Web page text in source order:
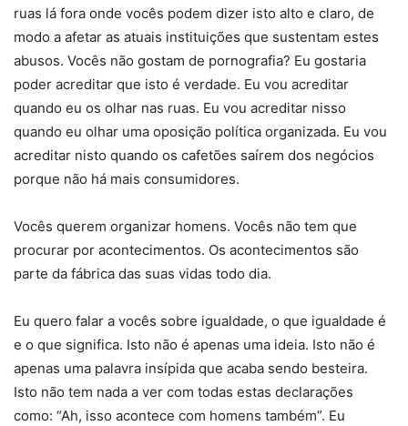
ruas lá fora onde vocês podem dizer isto alto e claro, de
modo a afetar as atuais instituições que sustentam estes
abusos. Vocês não gostam de pornografia? Eu gostaria
poder acreditar que isto é verdade. Eu vou acreditar
quando eu os olhar nas ruas. Eu vou acreditar nisso
quando eu olhar uma oposição política organizada. Eu vou
acreditar nisto quando os cafetões saírem dos negócios
porque não há mais consumidores.
Vocês querem organizar homens. Vocês não tem que
procurar por acontecimentos. Os acontecimentos são
parte da fábrica das suas vidas todo dia.
Eu quero falar a vocês sobre igualdade, o que igualdade é
e o que significa. Isto não é apenas uma ideia. Isto não é
apenas uma palavra insípida que acaba sendo besteira.
Isto não tem nada a ver com todas estas declarações
como: “Ah, isso acontece com homens também”. Eu